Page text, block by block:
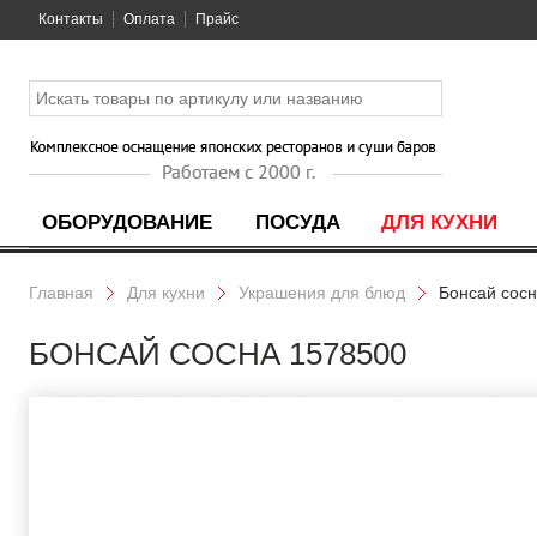
Контакты Оплата Прайс
ОБОРУДОВАНИЕ ПОСУДА ДЛЯ КУХНИ
Главная Для кухни Украшения для блюд Бонсай
БОНСАЙ СОСНА 1578500